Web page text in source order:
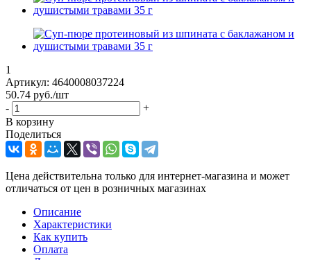
1
Артикул: 4640008037224
50.74 руб./шт
-
+
В корзину
Поделиться
Цена действительна только для интернет-магазина и может
отличаться от цен в розничных магазинах
Описание
Характеристики
Как купить
Оплата